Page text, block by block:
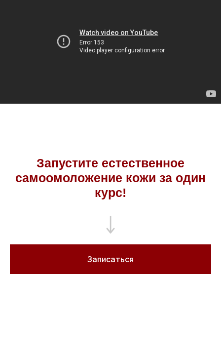
Запустите естественное
самоомоложение кожи за один
курс!
Записаться